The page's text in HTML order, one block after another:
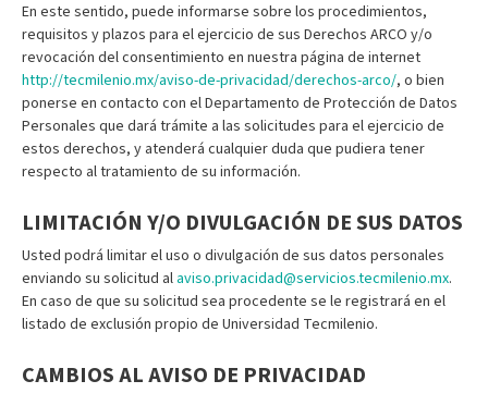
En este sentido, puede informarse sobre los procedimientos,
requisitos y plazos para el ejercicio de sus Derechos ARCO y/o
revocación del consentimiento en nuestra página de internet
http://tecmilenio.mx/aviso-de-privacidad/derechos-arco/, o bien
ponerse en contacto con el Departamento de Protección de Datos
Personales que dará trámite a las solicitudes para el ejercicio de
estos derechos, y atenderá cualquier duda que pudiera tener
respecto al tratamiento de su información.
LIMITACIÓN Y/O DIVULGACIÓN DE SUS DATOS
Usted podrá limitar el uso o divulgación de sus datos personales
enviando su solicitud al aviso.privacidad@servicios.tecmilenio.mx.
En caso de que su solicitud sea procedente se le registrará en el
listado de exclusión propio de Universidad Tecmilenio.
CAMBIOS AL AVISO DE PRIVACIDAD